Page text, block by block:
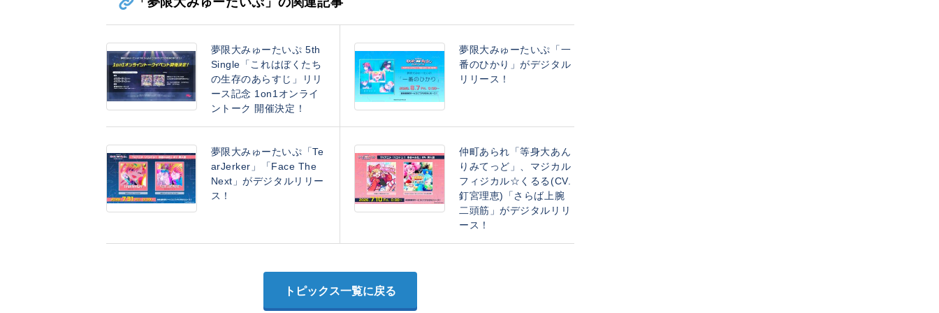
夢限大みゅーたいぷ 5th
Single「これはぼくたち
の生存のあらすじ」リリ
ース記念 1on1オンライ
ントーク 開催決定！
夢限大みゅーたいぷ「一
番のひかり」がデジタル
リリース！
夢限大みゅーたいぷ「Te
arJerker」「Face The
Next」がデジタルリリー
ス！
仲町あられ「等身大あん
りみてっど」、マジカル
フィジカル☆くるる(CV.
釘宮理恵)「さらば上腕
二頭筋」がデジタルリリ
ース！
トピックス一覧に戻る